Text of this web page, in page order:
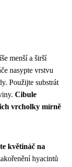
menší a širší
nasypte vrstvu
Použijte substrát
Cibule
vrcholky mírně
květináč na
hyacintů